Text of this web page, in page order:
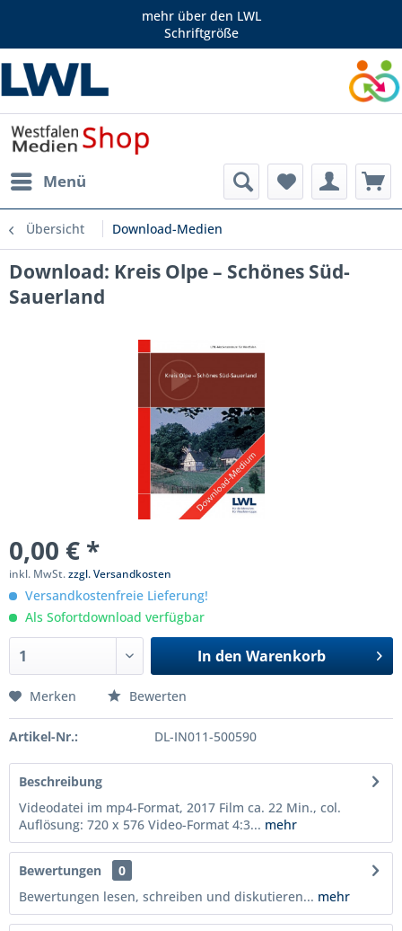
mehr über den LWL
Schriftgröße
Menü
Übersicht Download-Medien
Download: Kreis Olpe – Schönes Süd-
Sauerland
0,00 € *
inkl. MwSt.zzgl. Versandkosten
Versandkostenfreie Lieferung!
Als Sofortdownload verfügbar
In den Warenkorb
Merken Bewerten
Artikel-Nr.: DL-IN011-500590
Beschreibung
Videodatei im mp4-Format, 2017 Film ca. 22 Min., col.
Auflösung: 720 x 576 Video-Format 4:3... mehr
Bewertungen
0
Bewertungen lesen, schreiben und diskutieren... mehr